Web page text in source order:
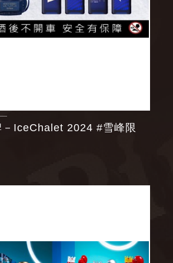
IceChalet 2024 #雪峰限